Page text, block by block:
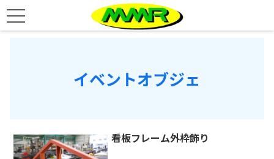
イベントオブジェ
看板フレーム外枠飾り